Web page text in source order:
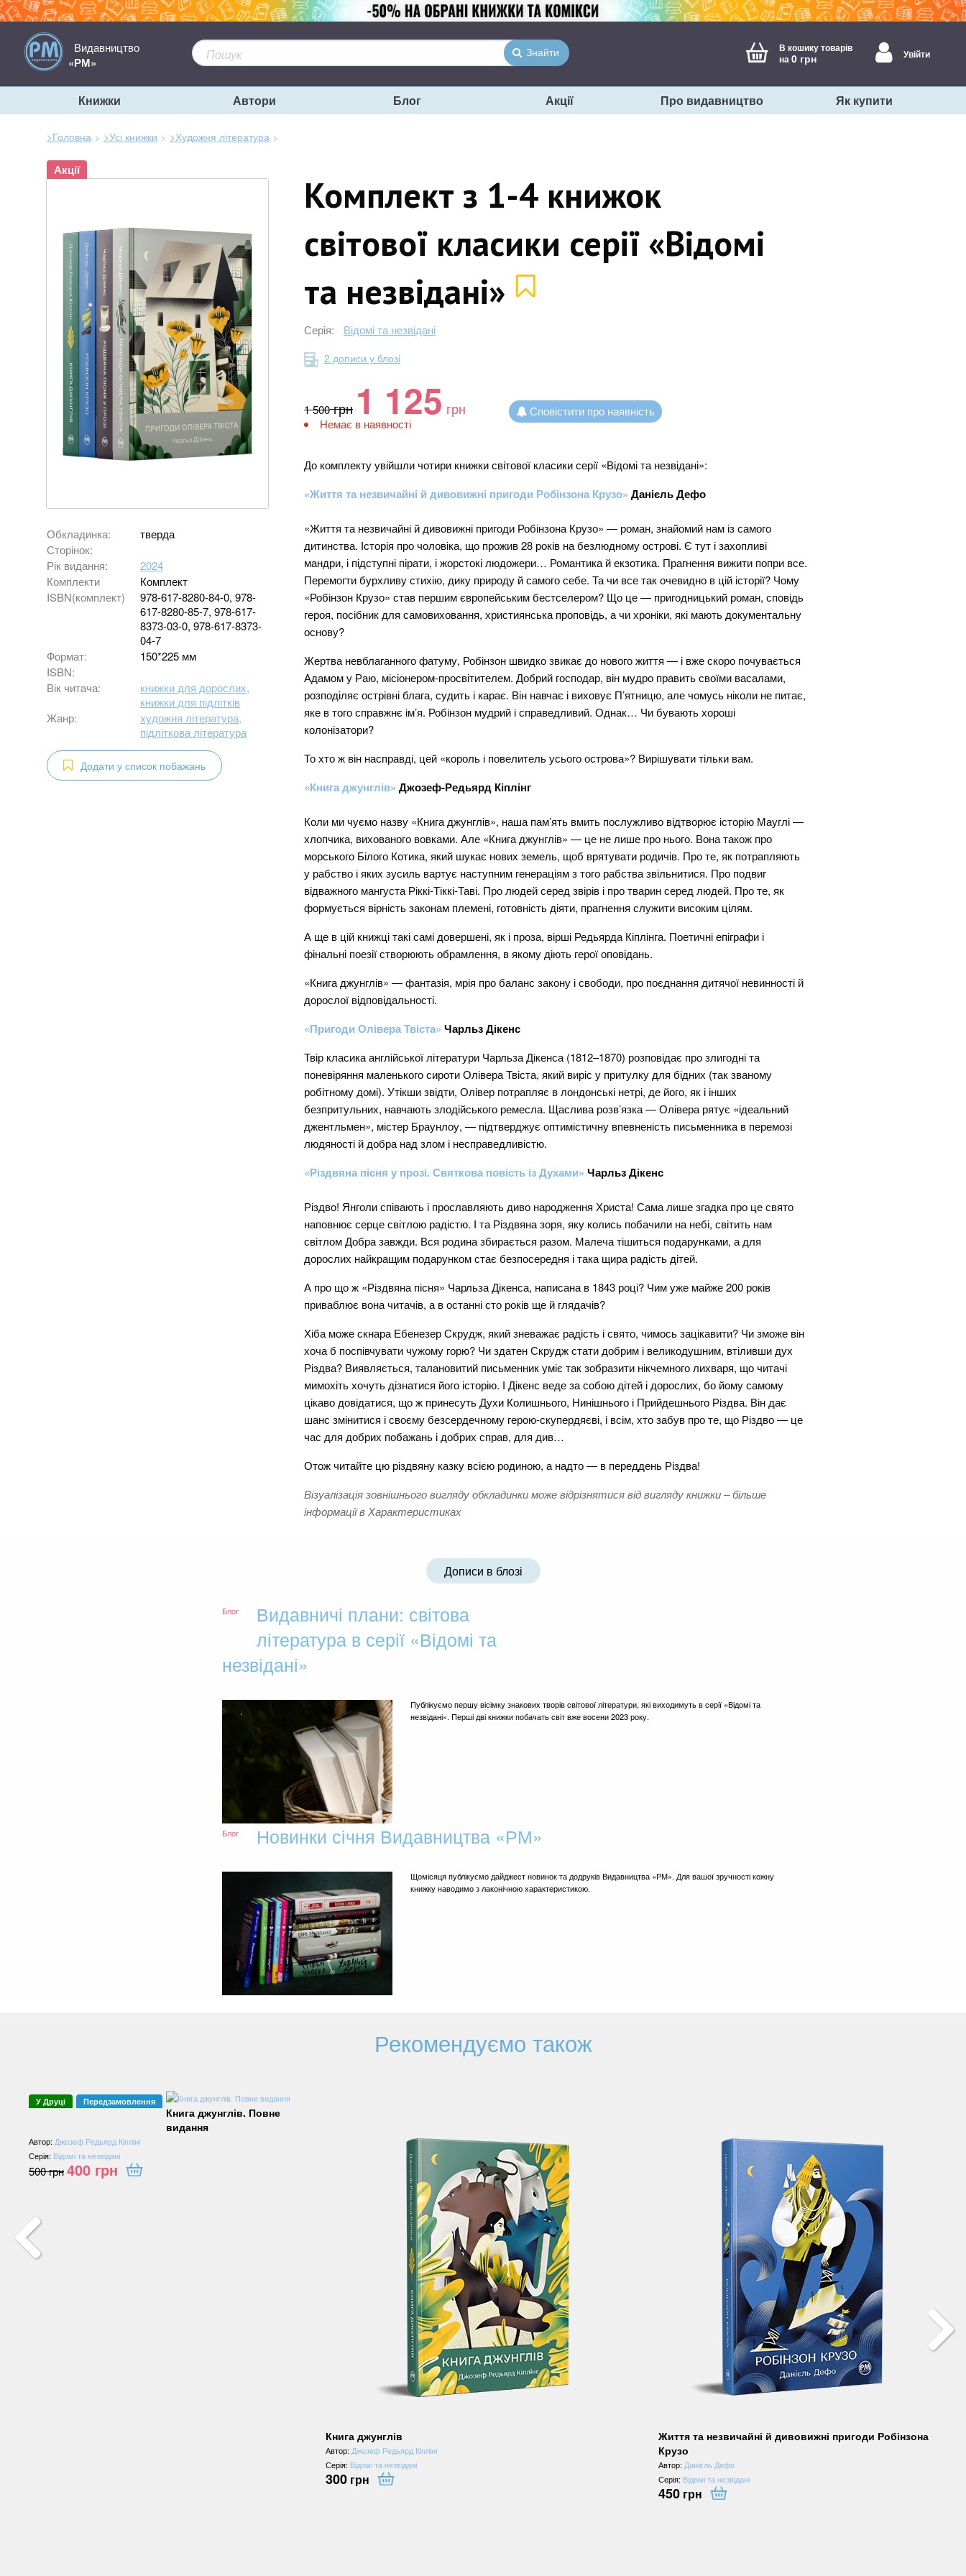
Видавництво
«РМ»
Знайти
В кошику товарів
на0 грн Увійти
Книжки Автори Блог Акції Про видавництво Як купити
>Головна >Усі книжки
>Художня література
тут:
Акції
Обкладинка:
тверда
Сторінок:
Рік видання:
2024
Комплекти
Комплект
ISBN(комплект)
978-617-8280-84-0, 978-
617-8280-85-7, 978-617-
8373-03-0, 978-617-8373-
04-7
Формат:
150*225 мм
ISBN:
Вік читача:
книжки для дорослих,
книжки для підлітків
Жанр:
художня література,
підліткова література
Додати у список побажань
Комплект з 1-4 книжок
світової класики серії «Відомі
та незвідані»
Серія: Відомі та незвідані
2 дописи у блозі
1 500грн 1 125 грн
Немає в наявності
Сповістити про наявність
До комплекту увійшли чотири книжки світової класики серії «Відомі та незвідані»:
«Життя та незвичайні й дивовижні пригоди Робінзона Крузо» Данієль Дефо
«Життя та незвичайні й дивовижні пригоди Робінзона Крузо» — роман, знайомий нам із самого
дитинства. Історія про чоловіка, що прожив 28 років на безлюдному острові. Є тут і захопливі
мандри, і підступні пірати, і жорстокі людожери… Романтика й екзотика. Прагнення вижити попри все.
Перемогти бурхливу стихію, дику природу й самого себе. Та чи все так очевидно в цій історії? Чому
«Робінзон Крузо» став першим європейським бестселером? Що це — пригодницький роман, сповідь
героя, посібник для самовиховання, християнська проповідь, а чи хроніки, які мають документальну
основу?
Жертва невблаганного фатуму, Робінзон швидко звикає до нового життя — і вже скоро почувається
Адамом у Раю, місіонером-просвітителем. Добрий господар, він мудро править своїми васалами,
розподіляє острівні блага, судить і карає. Він навчає і виховує П’ятницю, але чомусь ніколи не питає,
яке в того справжнє ім’я. Робінзон мудрий і справедливий. Однак… Чи бувають хороші
колонізатори?
То хто ж він насправді, цей «король і повелитель усього острова»? Вирішувати тільки вам.
«Книга джунглів» Джозеф-Редьярд Кіплінг
Коли ми чуємо назву «Книга джунглів», наша пам’ять вмить послужливо відтворює історію Мауглі —
хлопчика, вихованого вовками. Але «Книга джунглів» — це не лише про нього. Вона також про
морського Білого Котика, який шукає нових земель, щоб врятувати родичів. Про те, як потрапляють
у рабство і яких зусиль вартує наступним генераціям з того рабства звільнитися. Про подвиг
відважного мангуста Ріккі-Тіккі-Таві. Про людей серед звірів і про тварин серед людей. Про те, як
формується вірність законам племені, готовність діяти, прагнення служити високим цілям.
А ще в цій книжці такі самі довершені, як і проза, вірші Редьярда Кіплінга. Поетичні епіграфи і
фінальні поезії створюють обрамлення, в якому діють герої оповідань.
«Книга джунглів» — фантазія, мрія про баланс закону і свободи, про поєднання дитячої невинності й
дорослої відповідальності.
«Пригоди Олівера Твіста» Чарльз Дікенс
Твір класика англійської літератури Чарльза Дікенса (1812–1870) розповідає про злигодні та
поневіряння маленького сироти Олівера Твіста, який виріс у притулку для бідних (так званому
робітному домі). Утікши звідти, Олівер потрапляє в лондонські нетрі, де його, як і інших
безпритульних, навчають злодійського ремесла. Щаслива розв’язка — Олівера рятує «ідеальний
джентльмен», містер Браунлоу, — підтверджує оптимістичну впевненість письменника в перемозі
людяності й добра над злом і несправедливістю.
«Різдвяна пісня у прозі. Святкова повість із Духами» Чарльз Дікенс
Різдво! Янголи співають і прославляють диво народження Христа! Сама лише згадка про це свято
наповнює серце світлою радістю. І та Різдвяна зоря, яку колись побачили на небі, світить нам
світлом Добра завжди. Вся родина збирається разом. Малеча тішиться подарунками, а для
дорослих найкращим подарунком стає безпосередня і така щира радість дітей.
А про що ж «Різдвяна пісня» Чарльза Дікенса, написана в 1843 році? Чим уже майже 200 років
приваблює вона читачів, а в останні сто років ще й глядачів?
Хіба може скнара Ебенезер Скрудж, який зневажає радість і свято, чимось зацікавити? Чи зможе він
хоча б поспівчувати чужому горю? Чи здатен Скрудж стати добрим і великодушним, втіливши дух
Різдва? Виявляється, талановитий письменник уміє так зобразити нікчемного лихваря, що читачі
мимохіть хочуть дізнатися його історію. І Дікенс веде за собою дітей і дорослих, бо йому самому
цікаво довідатися, що ж принесуть Духи Колишнього, Нинішнього і Прийдешнього Різдва. Він дає
шанс змінитися і своєму безсердечному герою-скупердяєві, і всім, хто забув про те, що Різдво — це
час для добрих побажань і добрих справ, для див…
Отож читайте цю різдвяну казку всією родиною, а надто — в переддень Різдва!
Візуалізація зовнішнього вигляду обкладинки може відрізнятися від вигляду книжки – більше
інформації в Характеристиках
Дописи в блозі
Блог
Видавничі плани: світова
література в серії «Відомі та
незвідані»
Публікуємо першу вісімку знакових творів світової літератури, які виходимуть в серії «Відомі та
незвідані». Перші дві книжки побачать світ вже восени 2023 року.
Блог Новинки січня Видавництва «РМ»
Щомісяця публікуємо дайджест новинок та додруків Видавництва «РМ». Для вашої зручності кожну
книжку наводимо з лаконічною характеристикою.
Рекомендуємо також
У Друці Передзамовлення
Книга джунглів. Повне
видання
Автор: Джозеф Редьярд Кіплінг
Серія: Відомі та незвідані
500грн400 грн
Книга джунглів
Автор: Джозеф Редьярд Кіплінг
Серія: Відомі та незвідані
300 грн
Життя та незвичайні й дивовижні пригоди Робінзона
Крузо
Автор: Данієль Дефо
Серія: Відомі та незвідані
450 грн